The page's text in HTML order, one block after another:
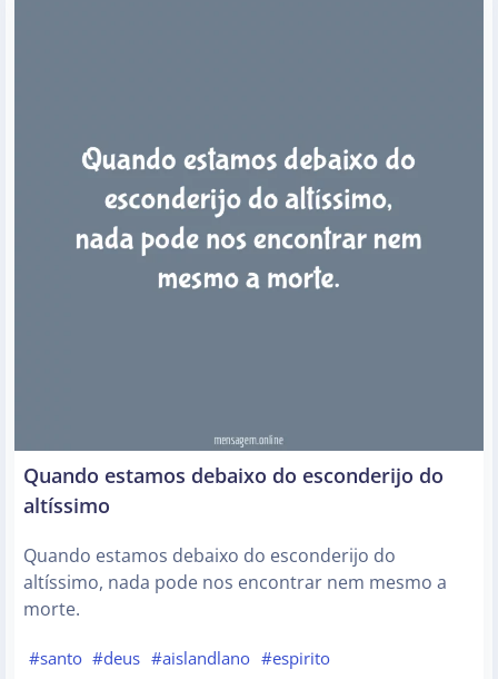
Quando estamos debaixo do esconderijo do
altíssimo
Quando estamos debaixo do esconderijo do
altíssimo, nada pode nos encontrar nem mesmo a
morte.
#santo #deus #aislandlano #espirito